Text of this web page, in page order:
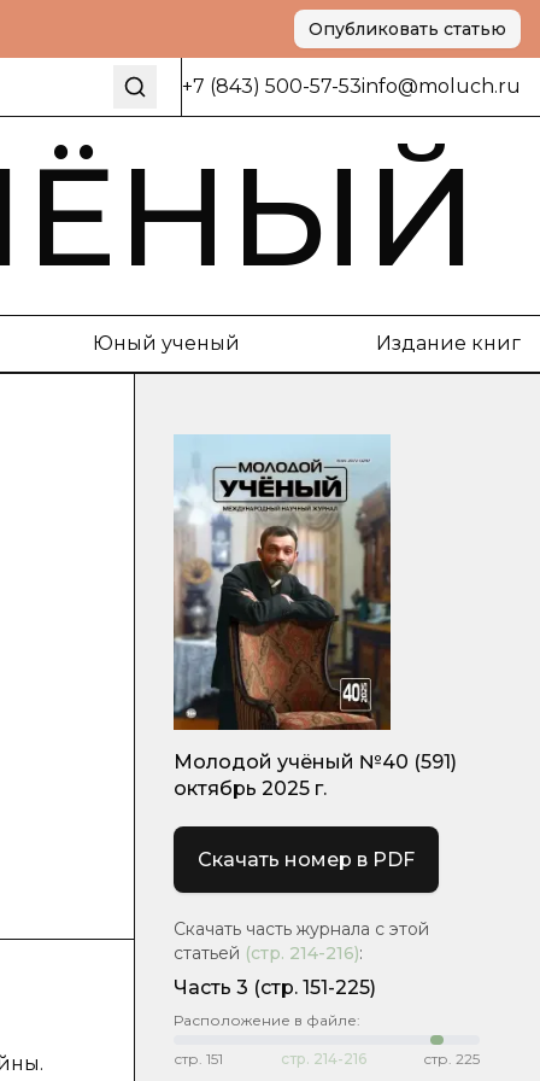
Опубликовать статью
+7 (843) 500-57-53info@moluch.ru
Юный ученый Издание книг
Молодой учёный №40 (591)
октябрь 2025 г.
Скачать номер в PDF
Скачать часть журнала с этой
статьей (стр. 214-216):
Часть 3 (стр. 151-225)
Расположение в файле:
стр. 151 стр. 214-216 стр. 225